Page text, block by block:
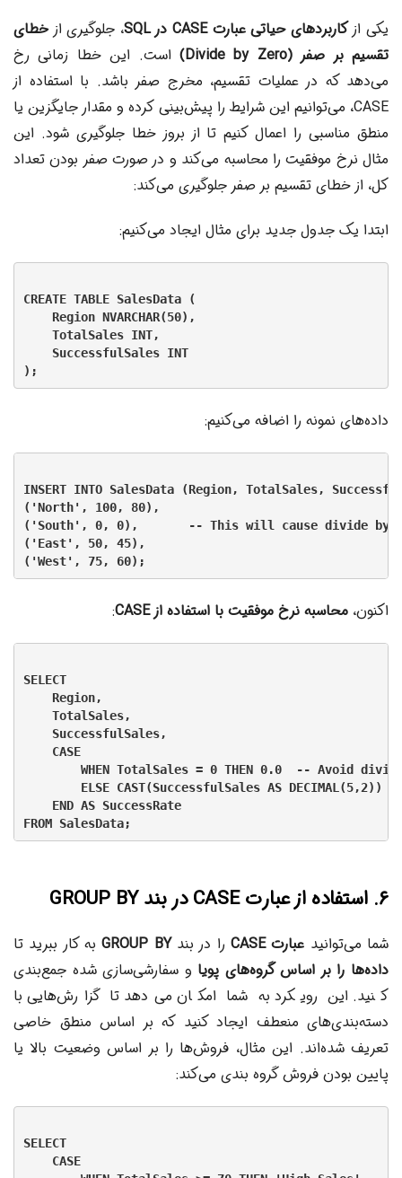
یکی ازکاربردهای حیاتی عبارت CASE در SQL ، جلوگیری ازخطای
تقسیم بر صفر (Divide by Zero)
است. این خطا زمانی رخ
می‌دهد که در عملیات تقسیم، مخرج صفر باشد. با استفاده از
CASE، می‌توانیم این شرایط را پیش‌بینی کرده و مقدار جایگزین یا
منطق مناسبی را اعمال کنیم تا از بروز خطا جلوگیری شود. این
مثال نرخ موفقیت را محاسبه می‌کند و در صورت صفر بودن تعداد
کل، از خطای تقسیم بر صفر جلوگیری می‌کند:
ابتدا یک جدول جدید برای مثال ایجاد می‌کنیم:
CREATE TABLE SalesData (
    Region NVARCHAR(50),
    TotalSales INT,
    SuccessfulSales INT
داده‌های نمونه را اضافه می‌کنیم:
INSERT INTO SalesData (Region, TotalSales,
('North', 100, 80),
('South', 0, 0),       -- This will cause divide by
('East', 50, 45),
اکنون، محاسبه نرخ موفقیت با استفاده از CASE :
SELECT
    Region,
    TotalSales,
    SuccessfulSales,
    CASE
WHEN TotalSales = 0 THEN 0.0  -- Avoid
ELSE CAST(SuccessfulSales AS DECIMAL(5,2)) /
    END AS SuccessRate
۶. استفاده از عبارت CASE در بند GROUP BY
شما می‌توانید عبارت CASE را در بندGROUP BYبه کار ببرید تا
داده‌ها را بر اساس گروه‌های پویا و سفارشی‌سازی شده جمع‌بندی
کنید. این رویکرد به شما امکان می‌دهد تا گزارش‌هایی با
دسته‌بندی‌های منعطف ایجاد کنید که بر اساس منطق خاصی
تعریف شده‌اند. این مثال، فروش‌ها را بر اساس وضعیت بالا یا
پایین بودن فروش گروه بندی می‌کند:
SELECT
    CASE